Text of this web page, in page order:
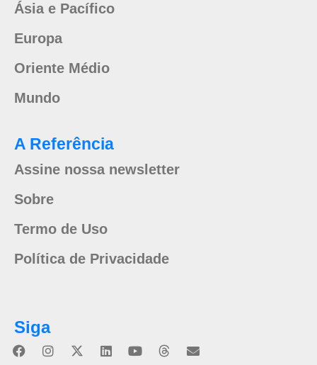
Ásia e Pacífico
Europa
Oriente Médio
Mundo
A Referência
Assine nossa newsletter
Sobre
Termo de Uso
Política de Privacidade
Siga